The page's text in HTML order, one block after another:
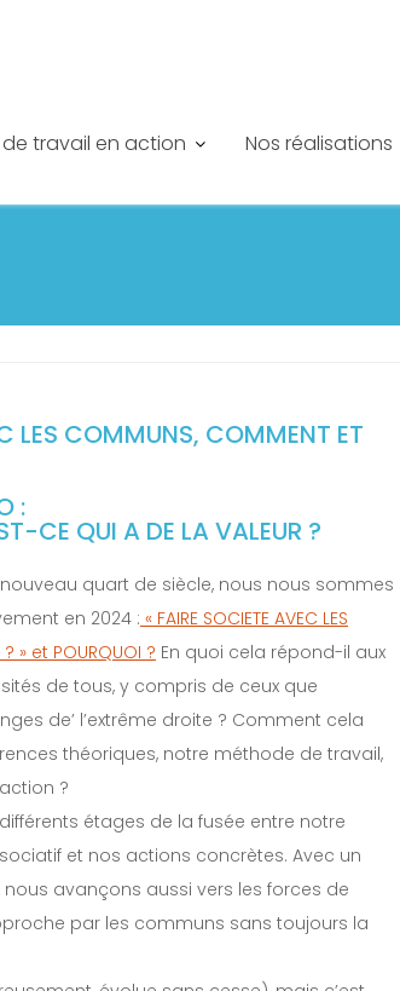
travail en action Nos réalisations
LES COMMUNS, COMMENT ET
:
CE QUI A DE LA VALEUR ?
nouveau quart de siècle, nous nous sommes
en 2024 : « FAIRE SOCIETE AVEC LES
» et POURQUOI ? En quoi cela répond-il aux
de tous, y compris de ceux que
de’ l’extrême droite ? Comment cela
théoriques, notre méthode de travail,
?
étages de la fusée entre notre
et nos actions concrètes. Avec un
avançons aussi vers les forces de
par les communs sans toujours la